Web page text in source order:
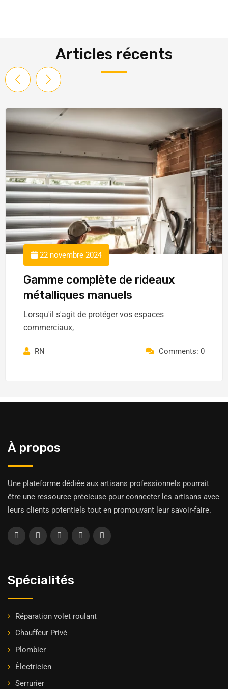
Articles récents
22 novembre 2024
Gamme complète de rideaux
métalliques manuels
Lorsqu'il s'agit de protéger vos espaces
commerciaux,
RN Comments: 0
À propos
Une plateforme dédiée aux artisans professionnels pourrait
être une ressource précieuse pour connecter les artisans avec
leurs clients potentiels tout en promouvant leur savoir-faire.
Spécialités
Réparation volet roulant
Chauffeur Privė
Plombier
Électricien
Serrurier